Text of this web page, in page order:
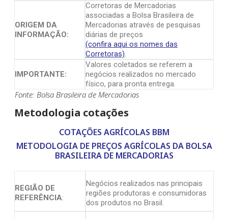
ORIGEM DA
INFORMAÇÃO:
Corretoras de Mercadorias
associadas a Bolsa Brasileira de
Mercadorias através de pesquisas
diárias de preços
(confira aqui os nomes das
Corretoras).
IMPORTANTE:
Valores coletados se referem a
negócios realizados no mercado
físico, para pronta entrega.
Fonte: Bolsa Brasileira de Mercadorias
Metodologia cotações
COTAÇÕES AGRÍCOLAS BBM
METODOLOGIA DE PREÇOS AGRÍCOLAS DA BOLSA
BRASILEIRA DE MERCADORIAS
REGIÃO DE
REFERÊNCIA:
Negócios realizados nas principais
regiões produtoras e consumidoras
dos produtos no Brasil.